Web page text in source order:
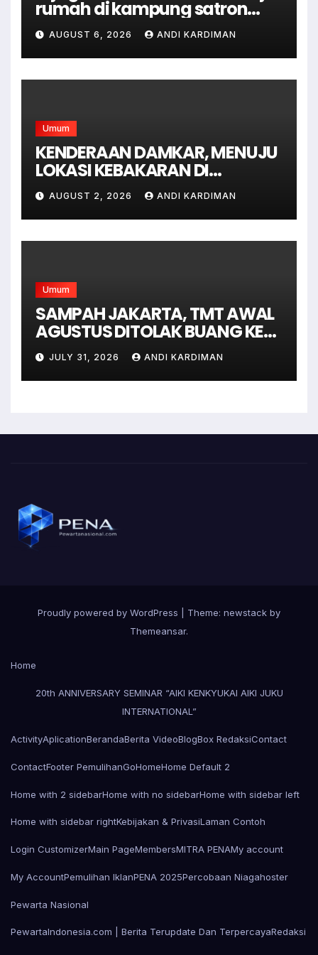
rumah di kampung satron
sodonghilir .
AUGUST 6, 2026 ANDI KARDIMAN
Umum
KENDERAAN DAMKAR, MENUJU
LOKASI KEBAKARAN DI
JAGAKARSA JAKARTA
SELATAN
AUGUST 2, 2026 ANDI KARDIMAN
Umum
SAMPAH JAKARTA, TMT AWAL
AGUSTUS DITOLAK BUANG KE
BANTAR GEBANG
JULY 31, 2026 ANDI KARDIMAN
Proudly powered by WordPress
Theme: newstack by
Themeansar.
Home
20th ANNIVERSARY SEMINAR “AIKI KENKYUKAI AIKI JUKU
INTERNATIONAL”
ActivityAplicationBerandaBerita VideoBlogBox RedaksiContact
ContactFooter PemulihanGoHomeHome Default 2
Home with 2 sidebarHome with no sidebarHome with sidebar left
Home with sidebar rightKebijakan & PrivasiLaman Contoh
Login CustomizerMain PageMembersMITRA PENAMy account
My AccountPemulihan IklanPENA 2025Percobaan Niagahoster
Pewarta Nasional
PewartaIndonesia.com | Berita Terupdate Dan TerpercayaRedaksi